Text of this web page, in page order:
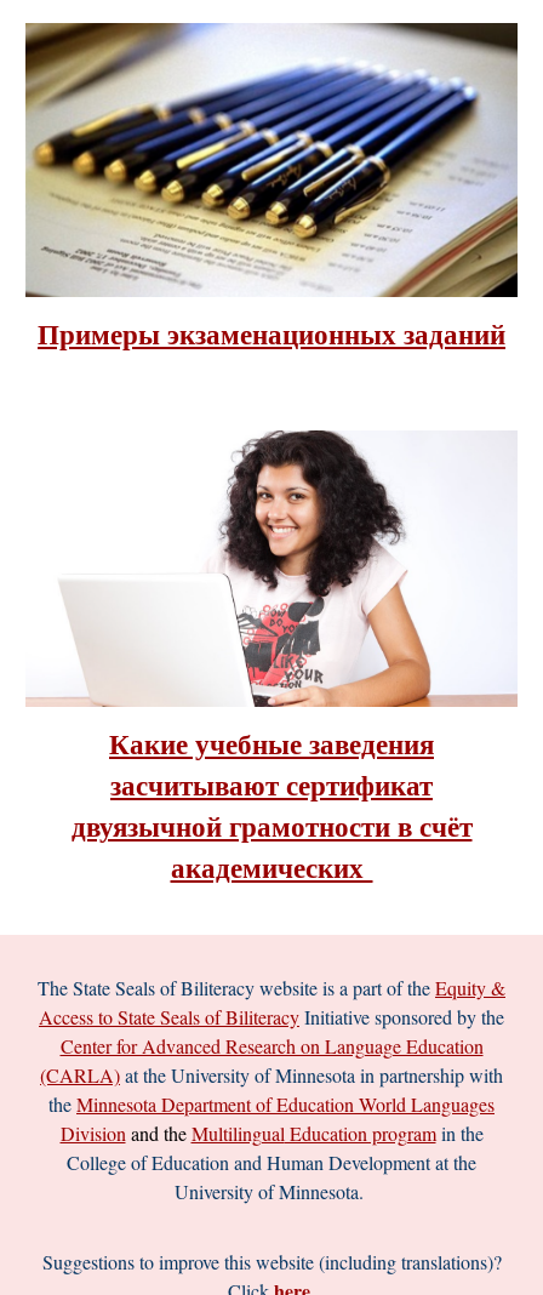
Примеры экзаменационных заданий
Какие учебные заведения
засчитывают сертификат
двуязычной грамотности в счёт
академических
TheState Seals of Biliteracywebsite is a part of theEquity &
Access to State Seals of BiliteracyInitiative sponsored by the
Center for Advanced Research on Language Education
(CARLA)at the University of Minnesota in partnership with
theMinnesota Department of Education World Languages
Division and theMultilingual Education program in the
College of Education and Human Development at the
University of Minnesota.
Suggestions to improve this website (including translations)?